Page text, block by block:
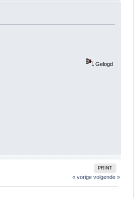
Gelogd
PRINT
« vorige volgende »